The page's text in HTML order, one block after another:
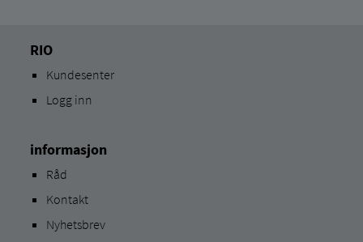
RIO
Kundesenter
Logg inn
informasjon
Råd
Kontakt
Nyhetsbrev